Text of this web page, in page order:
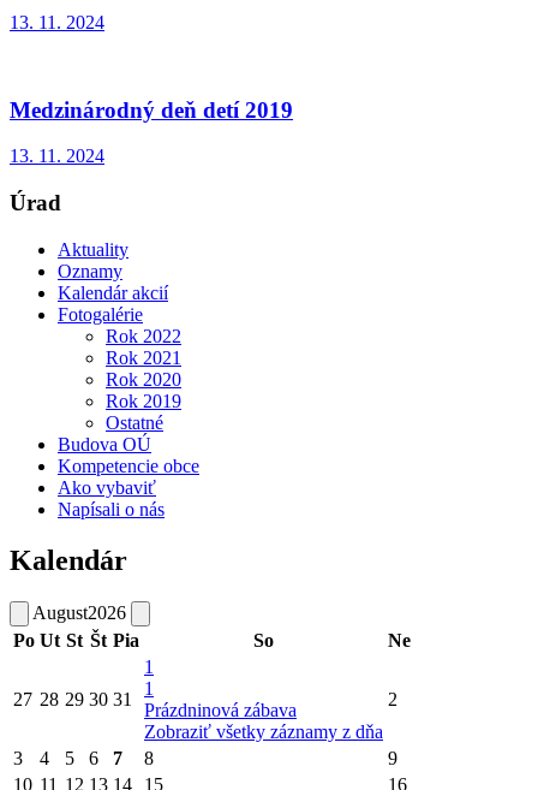
13. 11. 2024
Medzinárodný deň detí 2019
13. 11. 2024
Úrad
Aktuality
Oznamy
Kalendár akcií
Fotogalérie
Rok 2022
Rok 2021
Rok 2020
Rok 2019
Ostatné
Budova OÚ
Kompetencie obce
Ako vybaviť
Napísali o nás
Kalendár
August2026
Po Ut St Št Pia So Ne
27 28 29 30 31
1
1
Prázdninová zábava
Zobraziť všetky záznamy z dňa
2
3 4 5 6 7 8
9
10 11 12 13 14 15
16